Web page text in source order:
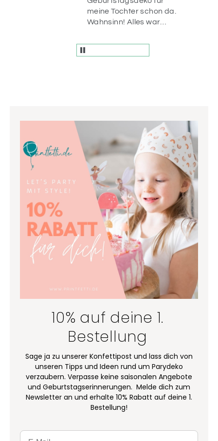
meine Tochter schon da.
Wahnsinn! Alles war
die Artikel sind einfach
10% auf deine 1.
Bestellung
Sage ja zu unserer Konfettipost und lass dich von
unseren Tipps und Ideen rund um Parydeko
verzaubern. Verpasse keine saisonalen Angebote
und Geburtstagserinnerungen. Melde dich zum
Newsletter an und erhalte 10% Rabatt auf deine 1.
Bestellung!